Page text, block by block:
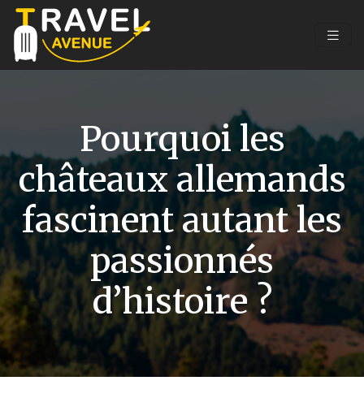
Pourquoi les
châteaux allemands
fascinent autant les
passionnés
d’histoire ?